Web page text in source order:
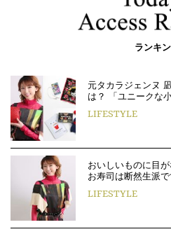
ランキ
元タカラジェンヌ
は？ 「ユニークな
LIFESTYLE
おいしいものに目
お寿司は断然生派
LIFESTYLE